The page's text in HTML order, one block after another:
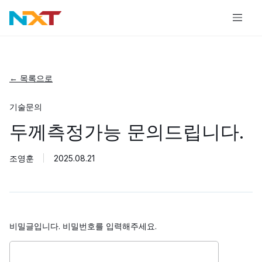
← 목록으로
기술문의
두께측정가능 문의드립니다.
조영훈 2025.08.21
비밀글입니다. 비밀번호를 입력해주세요.